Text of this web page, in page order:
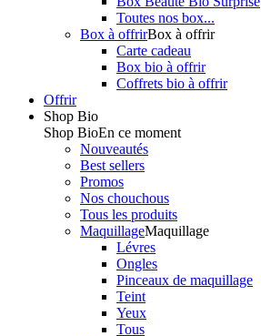
Toutes nos box...
Box à offrirBox à offrir
Carte cadeau
Box bio à offrir
Coffrets bio à offrir
Offrir
Shop Bio
Shop BioEn ce moment
Nouveautés
Best sellers
Promos
Nos chouchous
Tous les produits
MaquillageMaquillage
Lévres
Ongles
Pinceaux de maquillage
Teint
Yeux
Tous